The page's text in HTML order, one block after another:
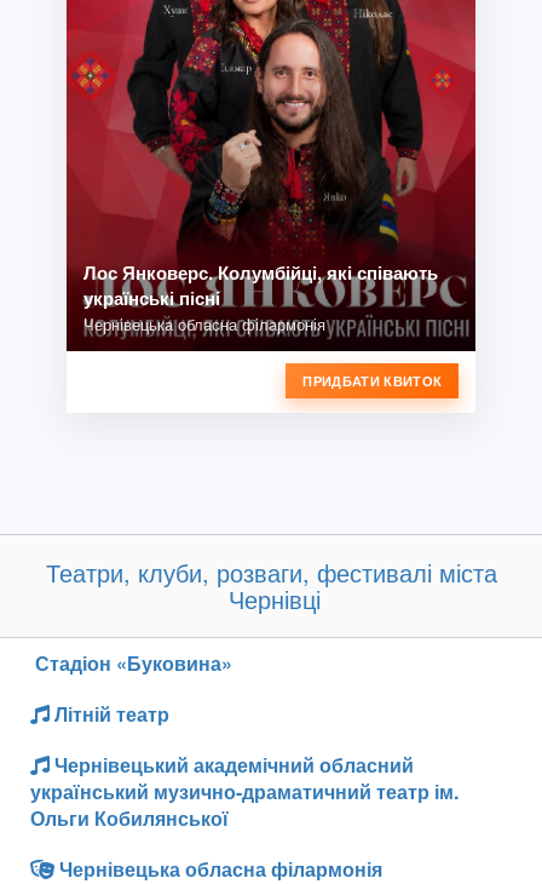
Лос Янковерс. Колумбійці, які співають
українські пісні
Чернівецька обласна філармонія
ПРИДБАТИ КВИТОК
Театри, клуби, розваги, фестивалі міста
Чернівці
Стадіон «Буковина»
Літній театр
Чернівецький академічний обласний
український музично-драматичний театр ім.
Ольги Кобилянської
Чернівецька обласна філармонія